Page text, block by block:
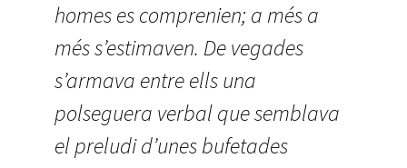
homes es comprenien; a més a
més s’estimaven. De vegades
s’armava entre ells una
polseguera verbal que semblava
el preludi d’unes bufetades